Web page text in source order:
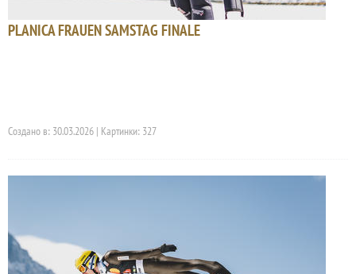
PLANICA FRAUEN SAMSTAG FINALE
Создано в: 30.03.2026 | Картинки: 327